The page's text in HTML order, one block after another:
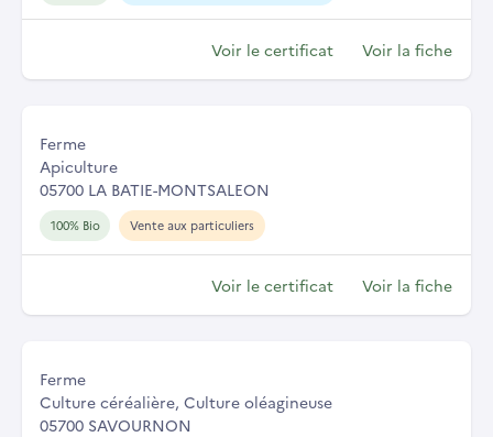
Voir le certificat Voir la fiche
Ferme
Apiculture
05700 LA BATIE-MONTSALEON
100% Bio Vente aux particuliers
Voir le certificat Voir la fiche
Ferme
Culture céréalière, Culture oléagineuse
05700 SAVOURNON